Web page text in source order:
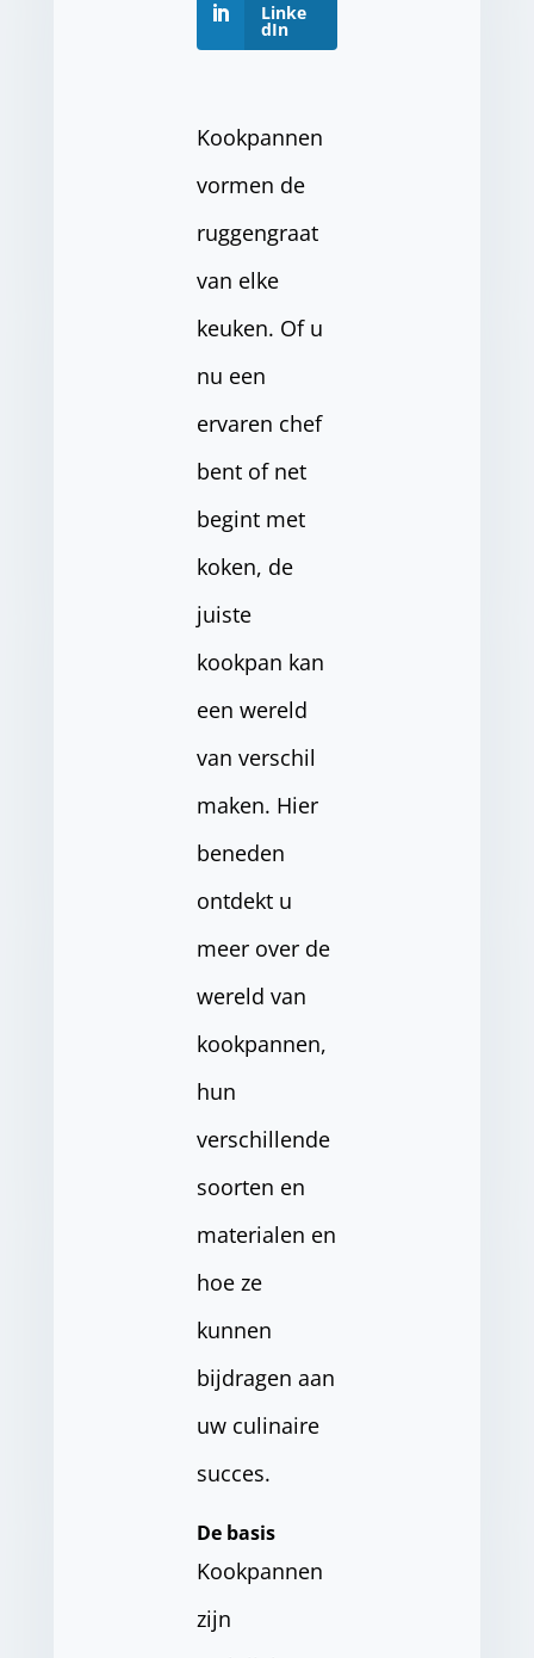
Linke
dIn
Kookpannen
vormen de
ruggengraat
van elke
keuken. Of u
nu een
ervaren chef
bent of net
begint met
koken, de
juiste
kookpan kan
een wereld
van verschil
maken. Hier
beneden
ontdekt u
meer over de
wereld van
kookpannen,
hun
verschillende
soorten en
materialen en
hoe ze
kunnen
bijdragen aan
uw culinaire
succes.
De basis
Kookpannen
zijn